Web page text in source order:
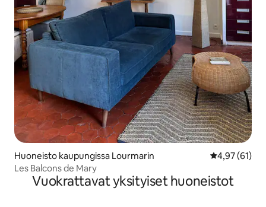
Huoneisto kaupungissa Lourmarin
4,97 (61)
Les Balcons de Mary
Vuokrattavat yksityiset huoneistot